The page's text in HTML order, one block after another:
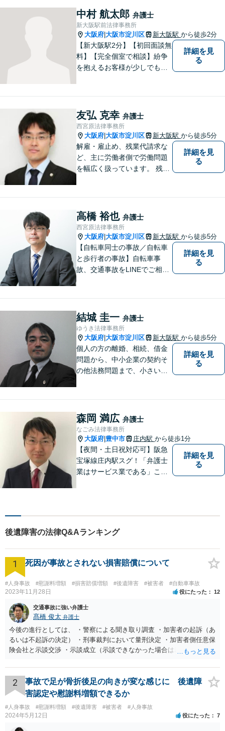
据えた解決を目指します。
【メール・電話面談可】【東
三国駅4分】
中村 航太郎 弁護士
新大阪駅前法律事務所
大阪府 大阪市淀川区 新大阪駅 から徒歩2分
【新大阪駅2分】【初回面談無
料】【完全個室で相談】紛争
を抱えるお客様が少しでも早
なく、事実と法律をもとに根
本的な解決を導くことが弁護
士の役割だと考えています。
詳細を見
る
友弘 克幸 弁護士
西宮原法律事務所
大阪府 大阪市淀川区 新大阪駅 から徒歩5分
解雇・雇止め、残業代請求な
ど、主に労働者側で労働問題
を幅広く扱っています。 残業
ngoshi.com/
詳細を見
る
高橋 裕也 弁護士
西宮原法律事務所
大阪府 大阪市淀川区 新大阪駅 から徒歩5分
【自転車同士の事故／自転車
と歩行者の事故】自転車事
故、交通事故をLINEでご相談
駅徒歩５分】
詳細を見
る
結城 圭一 弁護士
ゆうき法律事務所
大阪府 大阪市淀川区 新大阪駅 から徒歩5分
個人の方の離婚、相続、借金
問題から、中小企業の契約そ
の他法務問題まで、小さい事
す。
詳細を見
る
森岡 満広 弁護士
なごみ法律事務所
大阪府 豊中市 庄内駅 から徒歩1分
【夜間・土日祝対応可】阪急
宝塚線庄内駅スグ！「弁護士
業はサービス業である」こと
詳細を見
る
後遺障害の法律Q&Aランキング
1 死因が事故とされない損害賠償について
#人身事故 #慰謝料増額 #損害賠償増額 #後遺障害 #被害者 #自動車事故
2023年11月28日 役にたった 12
交通事故に強い弁護士
髙橋 俊太 弁護士
今後の進行としては、 ・警察による聞き取り調査 ・加害者の起訴（あ
るいは不起訴の決定） ・刑事裁判において量刑決定 ・加害者側任意保
険会社と示談交渉 ・示談成立（示談できなかった場合は裁判） となり
加害者に対する処罰感情など尋ねられるはずですので、率直にお答え
になるとよいと思います。
2
事故で足が骨折後足の向きが変な感じに 後遺障
害認定や慰謝料増額できるか
#人身事故 #慰謝料増額 #後遺障害 #被害者 #人身事故
2024年5月12日 役にたった 7